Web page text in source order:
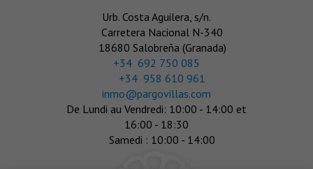
Urb. Costa Aguilera, s/n.
Carretera Nacional N-340
18680 Salobreña (Granada)
‎+34 692 750 085
+34 958 610 961
inmo@pargovillas.com
De Lundi au Vendredi: 10:00 - 14:00 et
16:00 - 18:30
Samedi : 10:00 - 14:00